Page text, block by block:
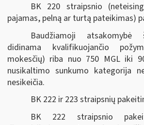
BK 220 straipsnio
pajamas, pelną ar turtą pateikimas)
Baudžiamoji atsakomybė
didinama kvalifikuojančio
mokesčių) riba nuo 750 MGL iki
nusikaltimo sunkumo kategorija
nesikeičia.
BK 222 ir 223 straipsnių
BK 222 straipsnio